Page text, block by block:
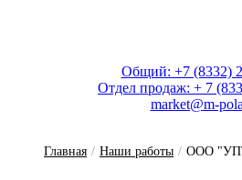
Общий: +7 (8332)
Отдел продаж: + 7
market@m-
Главная / Наши работы / ООО